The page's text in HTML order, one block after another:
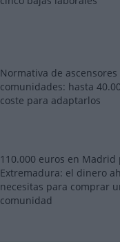
Normativa de ascensores
comunidades: hasta
coste para adaptarlos
110.000 euros en Madrid
Extremadura: el dinero
necesitas para comprar
comunidad